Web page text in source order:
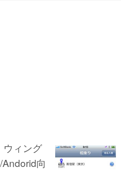
ウィング
向